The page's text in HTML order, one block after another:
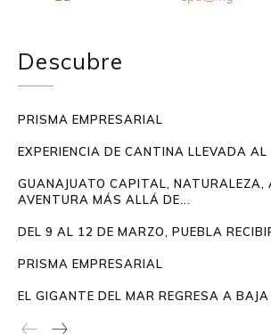
Descubre
PRISMA EMPRESARIAL
EXPERIENCIA DE CANTINA LLEVADA AL
GUANAJUATO CAPITAL, NATURALEZA,
AVENTURA MÁS ALLÁ DE...
DEL 9 AL 12 DE MARZO, PUEBLA
PRISMA EMPRESARIAL
EL GIGANTE DEL MAR REGRESA A